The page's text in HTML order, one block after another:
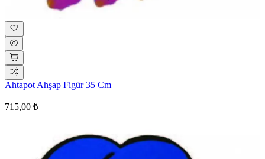
Ahtapot Ahşap Figür 35 Cm
715,00 ₺